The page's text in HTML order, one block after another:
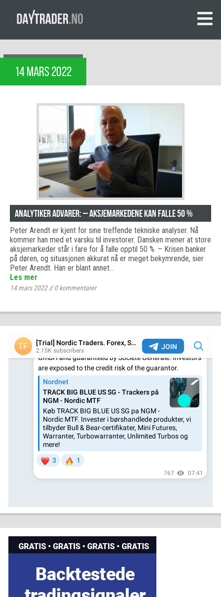
14 MARS 2022
Analytiker advarer: – Aksjemarkedene kan falle 50 %
Peter Arendt er kjent for sine treffende tekniske analyser. Nå
kommer han med et varsku til investorer. Dansken mener at store
aksjemarkeder står i fare for å falle opptil 50 %. – Krisen banker
på døren, og situasjonen akkurat nå er meget bekymrende, sier
Peter Arendt. Han er blant annet…
Les mer
14 mars 2022//0kommentarer